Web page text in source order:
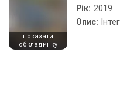
показати
обкладинку
Рік: 2019
Опис: